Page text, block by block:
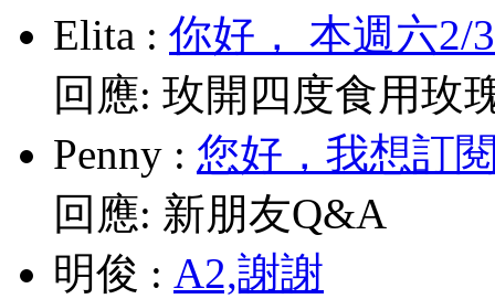
Elita : 你好， 本週六2/
回應: 玫開四度食用玫
Penny : 您好，我想訂
回應: 新朋友Q&A
明俊 : A2,謝謝